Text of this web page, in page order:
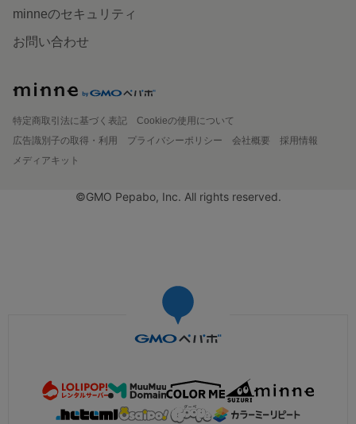
minneのセキュリティ
お問い合わせ
特定商取引法に基づく表記
Cookieの使用について
広告識別子の取得・利用
プライバシーポリシー 会社概要
採用情報
メディアキット
©GMO Pepabo, Inc. All rights reserved.